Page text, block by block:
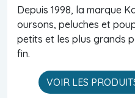
Depuis 1998, la marque
oursons, peluches et
petits et les plus grands
fin.
VOIR LES